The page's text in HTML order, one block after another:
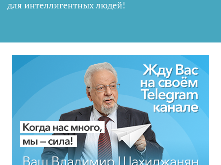
для интеллигентных людей!